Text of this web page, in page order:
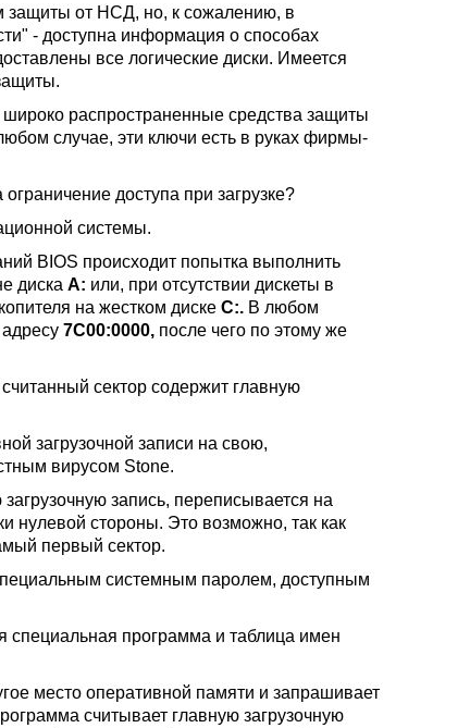
защиты от НСД, но, к сожалению, в
- доступна информация о способах
все логические диски. Имеется
широко распространенные средства защиты
случае, эти ключи есть в руках фирмы-
доступа при загрузке?
системы.
BIOS происходит попытка выполнить
диска А: или, при отсутствии дискеты в
на жестком диске С:. В любом
7C00:0000, после чего по этому же
сектор содержит главную
загрузочной записи на свою,
вирусом Stone.
запись, переписывается на
нулевой стороны. Это возможно, так как
первый сектор.
системным паролем, доступным
специальная программа и таблица имен
место оперативной памяти и запрашивает
считывает главную загрузочную